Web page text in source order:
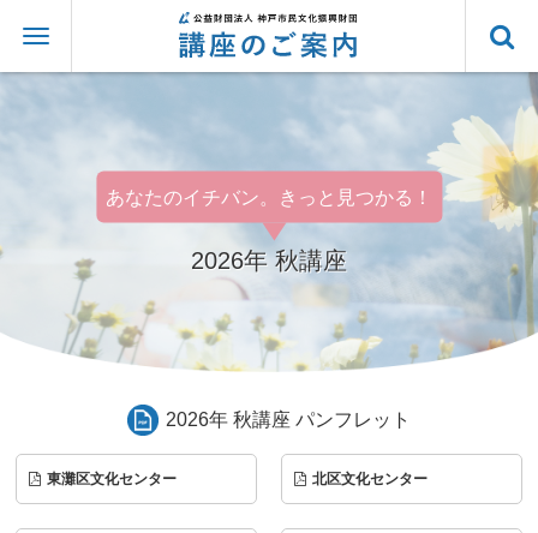
あなたのイチバン。きっと見つかる！
2026年 秋講座
2026年 秋講座 パンフレット
東灘区文化センター 北区文化センター